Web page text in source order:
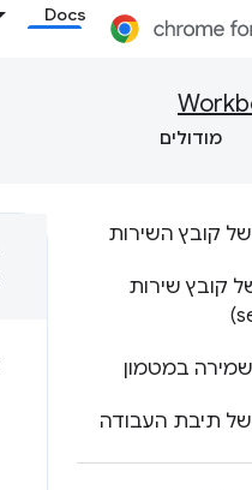
Docs
מודולים
קובץ השירות
קובץ שירות
במטמון
תיבת העבודה